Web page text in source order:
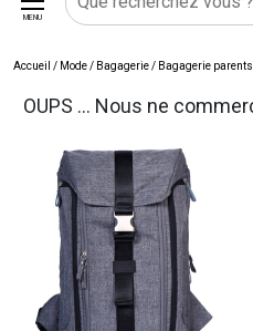
MENU
Accueil / Mode / Bagagerie/ Bagagerie parents
OUPS ... Nous ne